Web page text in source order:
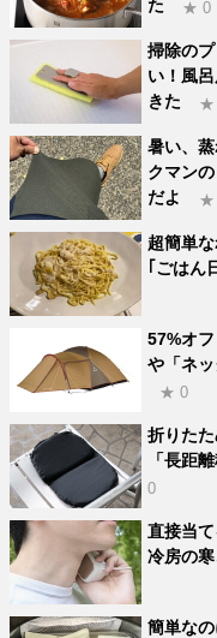
た ★ 0
掃除の
い！風
きた
★
暑い、
クマン
だよ
★
超簡単
｢ごはん
57%オ
や「ネ
★ 0
折りた
「長距
0
直接当
冷房の
簡単な